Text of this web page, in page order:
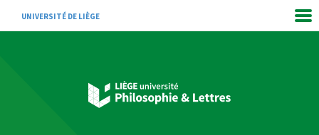
UNIVERSITÉ DE LIÈGE